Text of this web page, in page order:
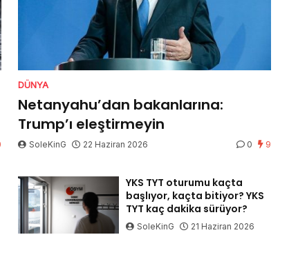
DÜNYA
Netanyahu’dan bakanlarına:
Trump’ı eleştirmeyin
SoleKinG 22 Haziran 2026 0 9
YKS TYT oturumu kaçta
başlıyor, kaçta bitiyor? YKS
TYT kaç dakika sürüyor?
SoleKinG 21 Haziran 2026